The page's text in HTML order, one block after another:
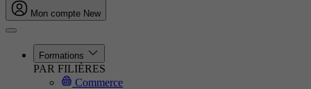
Mon compte New
Formations
PAR FILIÈRES
Commerce